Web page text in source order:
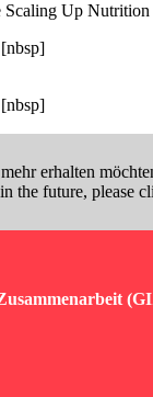
Scaling Up
[nbsp]
[nbsp]
erhalten
the future, please